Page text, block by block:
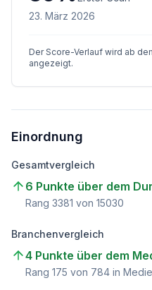
23. März 2026
Der Score-Verlauf wird ab
angezeigt.
Einordnung
Gesamtvergleich
6 Punkte über dem
Rang 3381 von 15030
Branchenvergleich
4 Punkte über dem
Rang 175 von 784 in